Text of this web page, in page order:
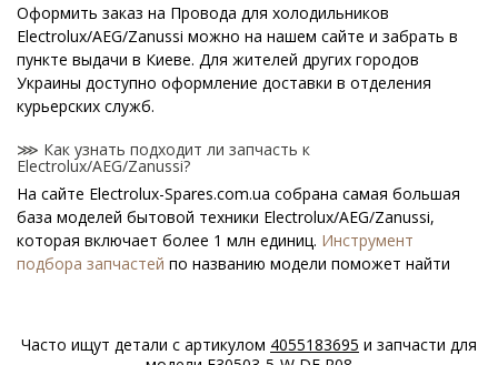
Оформить заказ на Провода для холодильников
Electrolux/AEG/Zanussi можно на нашем сайте и забрать в
пункте выдачи в Киеве. Для жителей других городов
Украины доступно оформление доставки в отделения
курьерских служб.
⋙ Как узнать подходит ли запчасть к
Electrolux/AEG/Zanussi?
На сайте Electrolux-Spares.com.ua собрана самая большая
база моделей бытовой техники Electrolux/AEG/Zanussi,
которая включает более 1 млн единиц. Инструмент
подбора запчастей по названию модели поможет найти
Специальная наклейка производителя с названием модели
Часто ищут детали с артикулом 4055183695 и запчасти для